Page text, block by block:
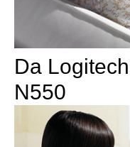
Da
N550